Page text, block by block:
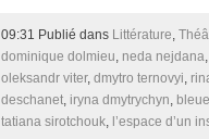
09:31 Publié dans Littérature,
dominique dolmieu, neda nejdana,
oleksandr viter, dmytro ternovyi,
deschanet, iryna dmytrychyn,
tatiana sirotchouk, l’espace d’un